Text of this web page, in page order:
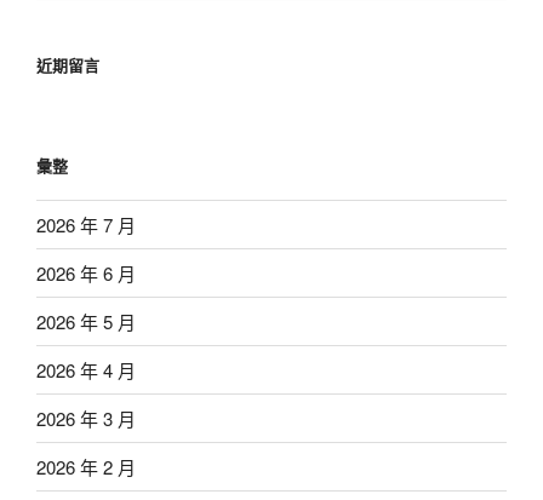
近期留言
彙整
2026 年 7 月
2026 年 6 月
2026 年 5 月
2026 年 4 月
2026 年 3 月
2026 年 2 月